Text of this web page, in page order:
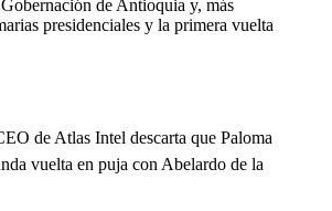
de Antioquia y, más
presidenciales y la primera vuelta
de Atlas Intel descarta que Paloma
vuelta en puja con Abelardo de la